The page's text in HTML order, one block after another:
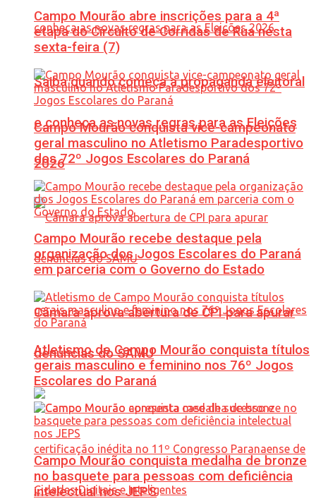
Saiba quando começa a propaganda eleitoral
e conheça as novas regras para as Eleições
2026
Câmara aprova abertura de CPI para apurar
denúncias do SAMU
Campo Mourão abre inscrições para a 4ª
etapa do Circuito de Corridas de Rua nesta
sexta-feira (7)
Campo Mourão conquista vice-campeonato
geral masculino no Atletismo Paradesportivo
dos 72º Jogos Escolares do Paraná
Campo Mourão recebe destaque pela
organização dos Jogos Escolares do Paraná
em parceria com o Governo do Estado
Atletismo de Campo Mourão conquista títulos
gerais masculino e feminino nos 76º Jogos
Escolares do Paraná
Campo Mourão conquista medalha de bronze
no basquete para pessoas com deficiência
intelectual nos JEPS